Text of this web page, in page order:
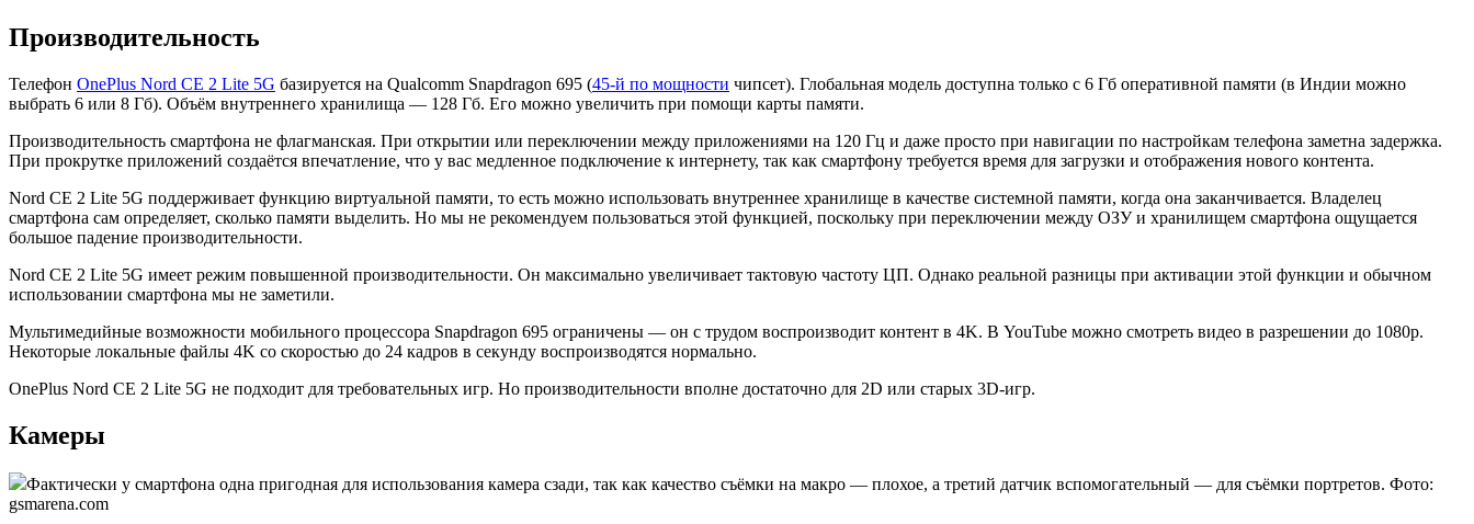
Производительность
Телефон OnePlus Nord CE 2 Lite 5G базируется на Qualcomm Snapdragon 695 (45-й по мощности чипсет). Глобальная модель доступна только с 6 Гб оперативной памяти (в Индии можно
выбрать 6 или 8 Гб). Объём внутреннего хранилища — 128 Гб. Его можно увеличить при помощи карты памяти.
Производительность смартфона не флагманская. При открытии или переключении между приложениями на 120 Гц и даже просто при навигации по настройкам телефона заметна задержка.
При прокрутке приложений создаётся впечатление, что у вас медленное подключение к интернету, так как смартфону требуется время для загрузки и отображения нового контента.
Nord CE 2 Lite 5G поддерживает функцию виртуальной памяти, то есть можно использовать внутреннее хранилище в качестве системной памяти, когда она заканчивается. Владелец
смартфона сам определяет, сколько памяти выделить. Но мы не рекомендуем пользоваться этой функцией, поскольку при переключении между ОЗУ и хранилищем смартфона ощущается
большое падение производительности.
Nord CE 2 Lite 5G имеет режим повышенной производительности. Он максимально увеличивает тактовую частоту ЦП. Однако реальной разницы при активации этой функции и обычном
использовании смартфона мы не заметили.
Мультимедийные возможности мобильного процессора Snapdragon 695 ограничены — он с трудом воспроизводит контент в 4K. В YouTube можно смотреть видео в разрешении до 1080p.
Некоторые локальные файлы 4K со скоростью до 24 кадров в секунду воспроизводятся нормально.
OnePlus Nord CE 2 Lite 5G не подходит для требовательных игр. Но производительности вполне достаточно для 2D или старых 3D-игр.
Камеры
Фактически у смартфона одна пригодная для использования камера сзади, так как качество съёмки на макро — плохое, а третий датчик вспомогательный — для съёмки портретов. Фото:
gsmarena.com